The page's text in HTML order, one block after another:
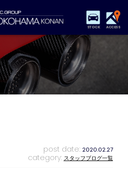
STOCK ACCESS
証&サービス パーツリスト
店舗情報 アクセスマップ
特別作業 注文販売
post date: 2020.02.27
category: スタッフブログ一覧